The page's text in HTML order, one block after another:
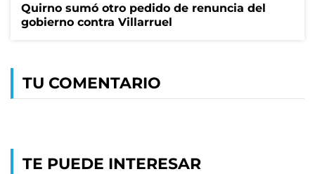
Quirno sumó otro pedido de renuncia del
gobierno contra Villarruel
TU COMENTARIO
TE PUEDE INTERESAR